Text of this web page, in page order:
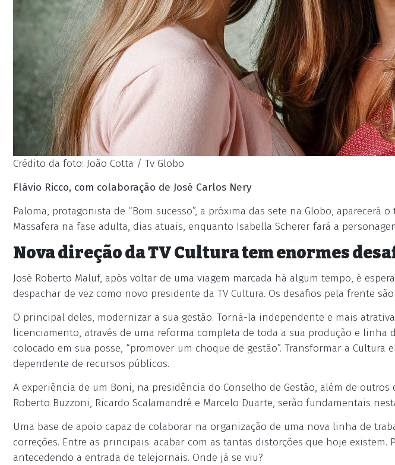
Crédito da foto: João Cotta / Tv Globo
Flávio Ricco, com colaboração de José Carlos Nery
Paloma, protagonista de “Bom sucesso”, a próxima das sete na Globo, aparecerá
Massafera na fase adulta, dias atuais, enquanto Isabella Scherer fará a
Nova direção da TV Cultura tem enormes
José Roberto Maluf, após voltar de uma viagem marcada há algum tempo, é
despachar de vez como novo presidente da TV Cultura. Os desafios pela frente
O principal deles, modernizar a sua gestão. Torná-la independente e mais
licenciamento, através de uma reforma completa de toda a sua produção e linha
colocado em sua posse, “promover um choque de gestão”. Transformar a Cultura
dependente de recursos públicos.
A experiência de um Boni, na presidência do Conselho de Gestão, além de
Roberto Buzzoni, Ricardo Scalamandré e Marcelo Duarte, serão fundamentais
Uma base de apoio capaz de colaborar na organização de uma nova linha de
correções. Entre as principais: acabar com as tantas distorções que hoje existem.
antecedendo a entrada de telejornais. Onde já se viu?